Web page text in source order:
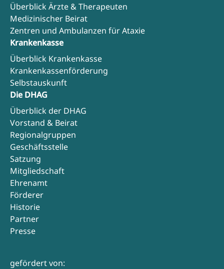
Überblick Ärzte & Therapeuten
Medizinischer Beirat
Zentren und Ambulanzen für Ataxie
Krankenkasse
Überblick Krankenkasse
Krankenkassenförderung
Selbstauskunft
Die DHAG
Überblick der DHAG
Vorstand & Beirat
Regionalgruppen
Geschäftsstelle
Satzung
Mitgliedschaft
Ehrenamt
Förderer
Historie
Partner
Presse
gefördert von: